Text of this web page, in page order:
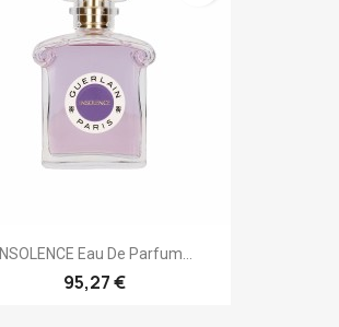
INSOLENCE Eau De Parfum...
95,27 €